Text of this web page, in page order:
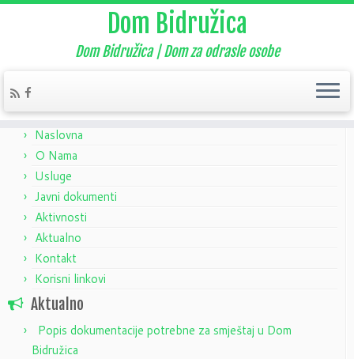
Dom Bidružica
Dom Bidružica | Dom za odrasle osobe
Home»Aktualno»Nekategorizirano»Natječaj – pripravnici
Naslovna
O Nama
Usluge
Javni dokumenti
Aktivnosti
Aktualno
Kontakt
Korisni linkovi
Aktualno
Popis dokumentacije potrebne za smještaj u Dom
Bidružica